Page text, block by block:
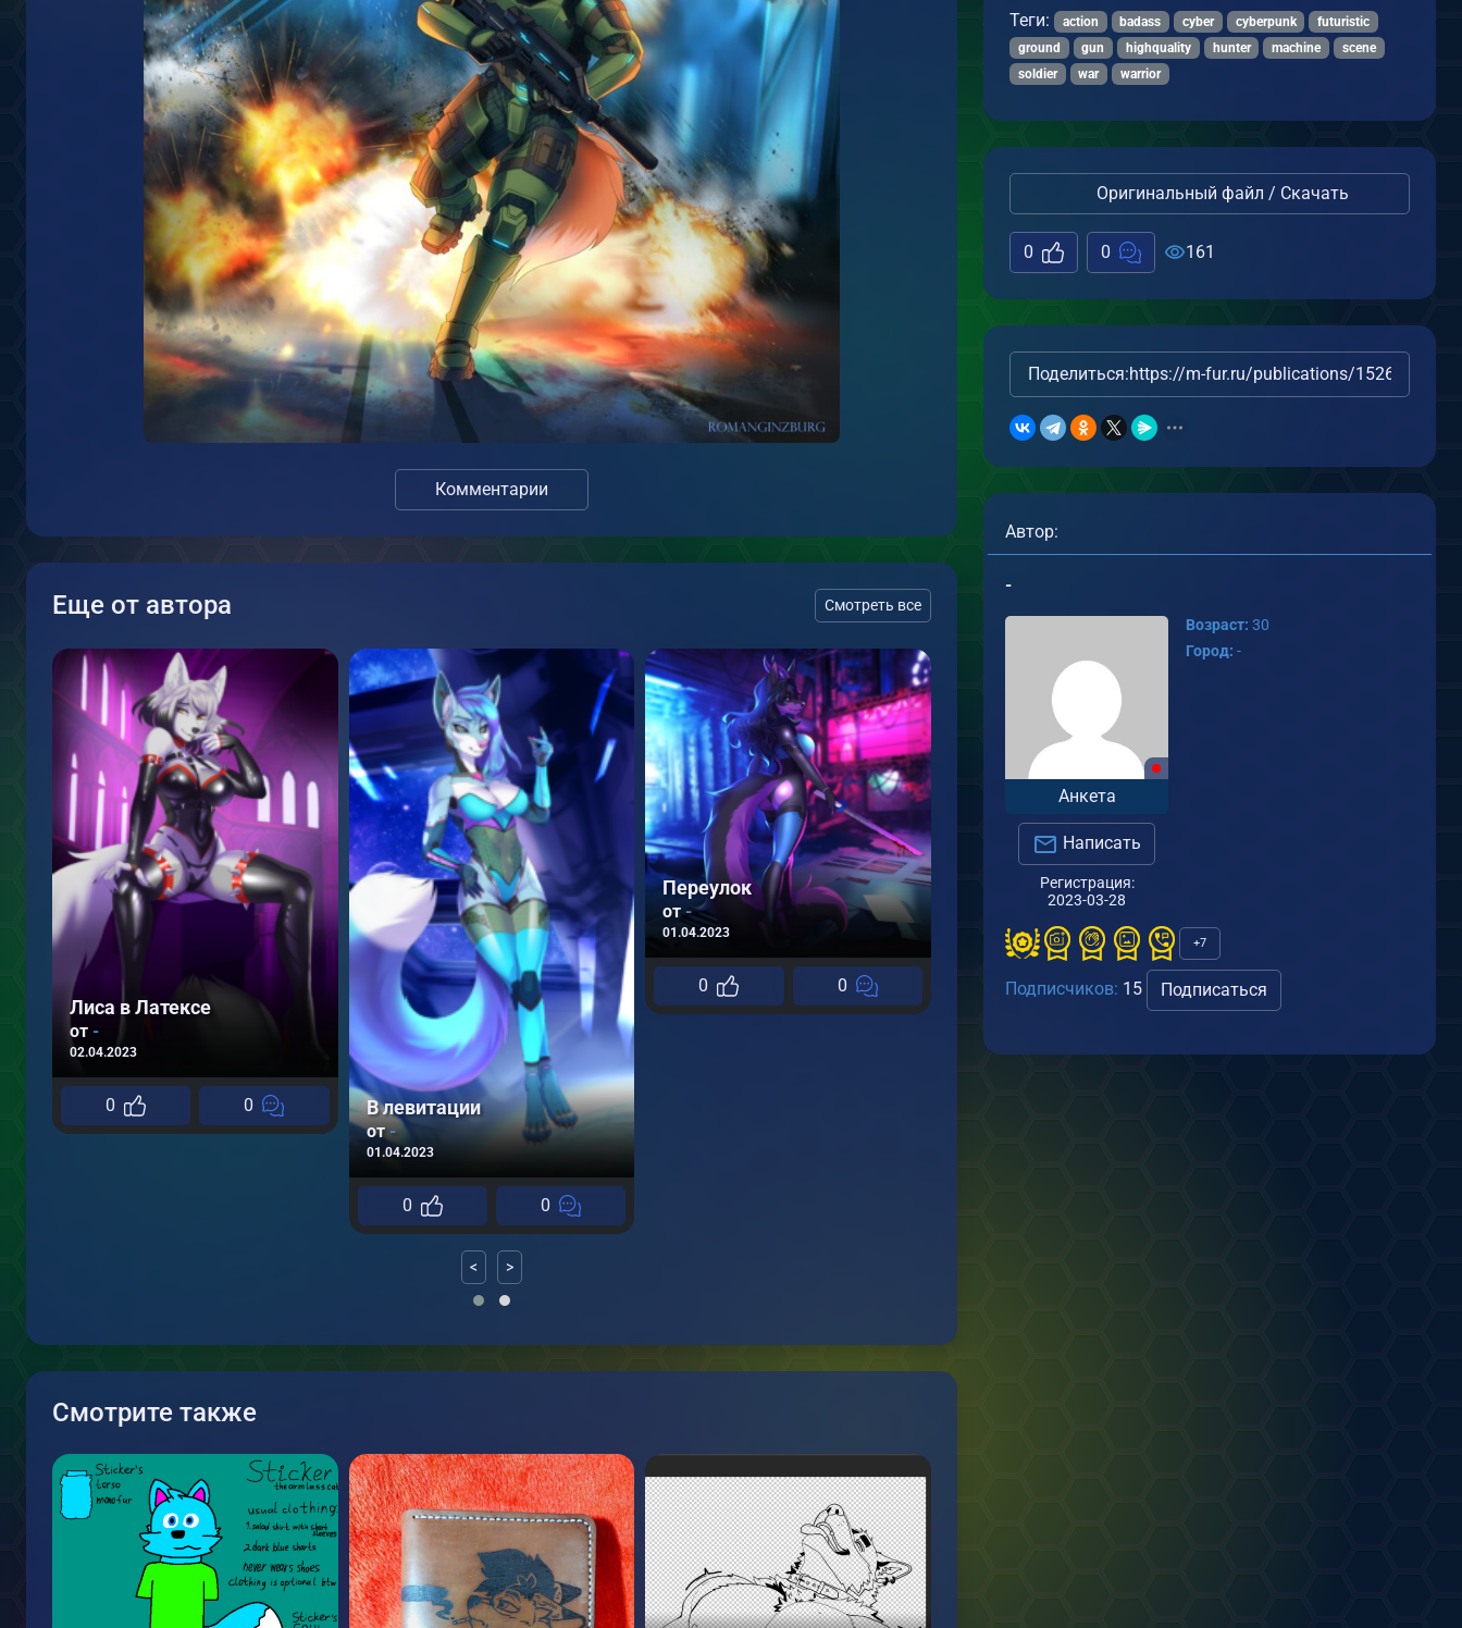
Комментарии
Еще от автора Смотреть все
Лиса в Латексе
от -
02.04.2023
0 0 В левитации
от-
01.04.2023
0 0
Переулок
от-
01.04.2023
0 0
0
< >
Смотрите также
Теги: action badass cyber cyberpunk
futuristic
ground
gun highquality hunter machine
scene
soldier
war warrior
Оригинальный файл / Скачать
0 0 161
Поделиться:https://m-fur.ru/publications/15263/
Автор:
-
Анкета
Написать
Регистрация:
2023-03-28
Возраст: 30
Город: -
+7
Подписчиков: 15 Подписаться